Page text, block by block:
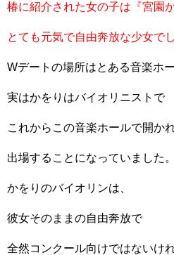
椿に紹介された女の子は『宮園
とても元気で自由奔放な少女でし
Wデートの場所はとある音楽ホ
実はかをりはバイオリニストで
これからこの音楽ホールで開か
出場することになっていました。
かをりのバイオリンは、
彼女そのままの自由奔放で
全然コンクール向けではないけれ